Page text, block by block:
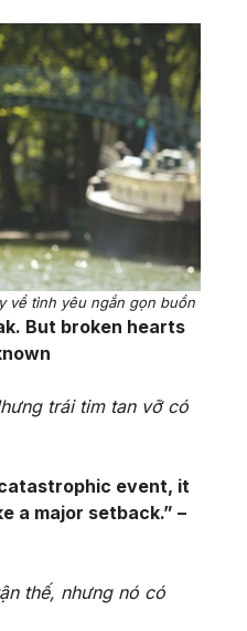
về tình yêu ngắn gọn buồn
But broken hearts
trái tim tan vỡ có
event, it
a major setback.” –
thế, nhưng nó có